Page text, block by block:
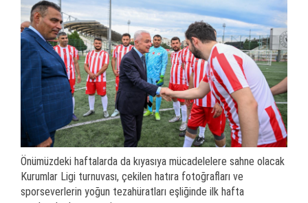
Önümüzdeki haftalarda da kıyasıya mücadelelere sahne olacak
Kurumlar Ligi turnuvası, çekilen hatıra fotoğrafları ve
sporseverlerin yoğun tezahüratları eşliğinde ilk hafta